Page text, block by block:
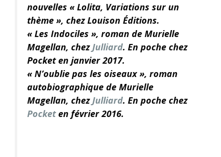
nouvelles « Lolita, Variations sur un
thème », chez Louison Éditions.
« Les Indociles », roman de Murielle
Magellan, chez Julliard. En poche chez
Pocket en janvier 2017.
« N’oublie pas les oiseaux », roman
autobiographique de Murielle
Magellan, chez Julliard. En poche chez
Pocketen février 2016.